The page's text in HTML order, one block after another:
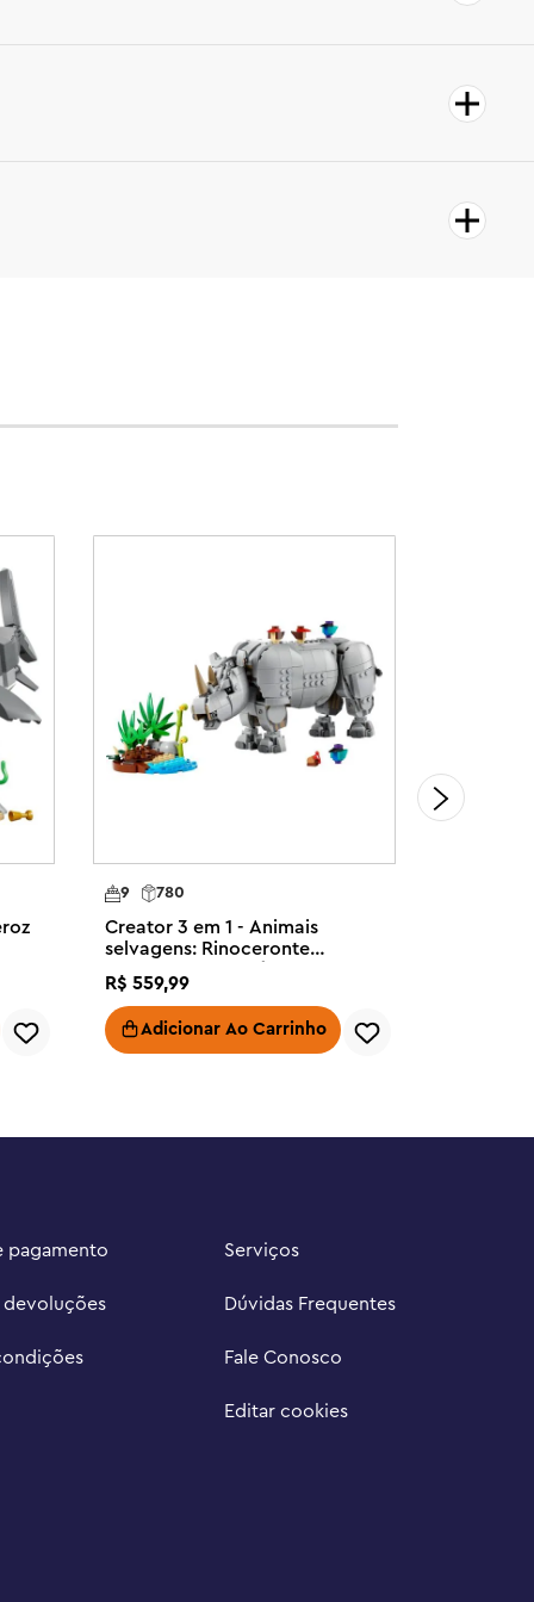
780
9
Creator 3 em 1 - Animais
selvagens: Rinoceronte
R$ 559,99
Adicionar Ao Carrinho
pagamento
devoluções
Serviços
Dúvidas Frequentes
Fale Conosco
Editar cookies